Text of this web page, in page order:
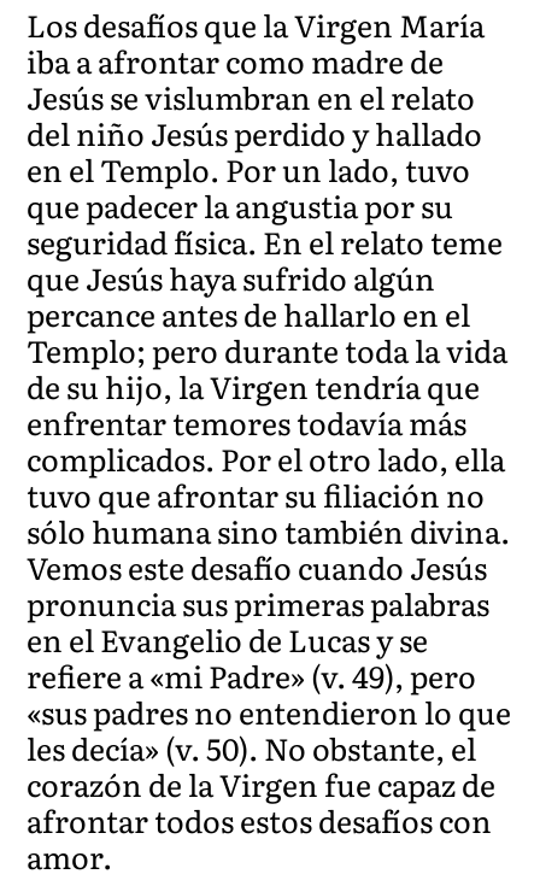
Los desafíos que la Virgen María
iba a afrontar como madre de
Jesús se vislumbran en el relato
del niño Jesús perdido y hallado
en el Templo. Por un lado, tuvo
que padecer la angustia por su
seguridad física. En el relato teme
que Jesús haya sufrido algún
percance antes de hallarlo en el
Templo; pero durante toda la vida
de su hijo, la Virgen tendría que
enfrentar temores todavía más
complicados. Por el otro lado, ella
tuvo que afrontar su filiación no
sólo humana sino también divina.
Vemos este desafío cuando Jesús
pronuncia sus primeras palabras
en el Evangelio de Lucas y se
refiere a «mi Padre» (v. 49), pero
«sus padres no entendieron lo que
les decía» (v. 50). No obstante, el
corazón de la Virgen fue capaz de
afrontar todos estos desafíos con
amor.